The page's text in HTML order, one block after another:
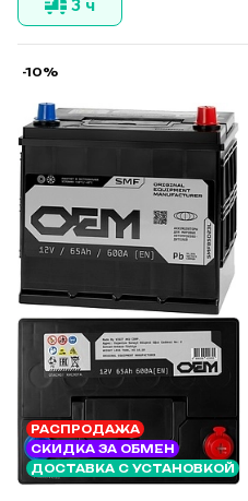
-10%
РАСПРОДАЖА
СКИДКА ЗА ОБМЕН
ДОСТАВКА С УСТАНОВКОЙ